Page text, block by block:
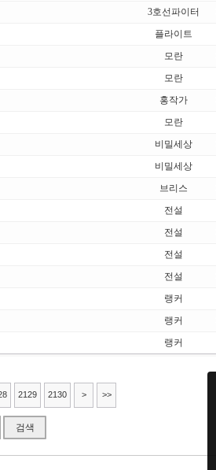
3호선파이터
플라이트
모란
모란
홍작가
모란
비밀세상
비밀세상
브리스
전설
전설
전설
전설
랭커
랭커
랭커
2129 2130 > >>
검색